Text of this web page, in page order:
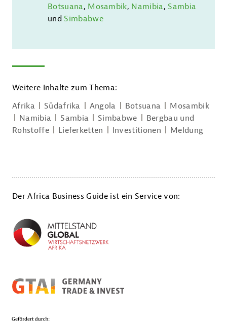
Botsuana, Mosambik, Namibia, Sambia
und Simbabwe
Weitere Inhalte zum Thema:
Afrika
Südafrika Angola Botsuana
Mosambik
Namibia
Sambia Simbabwe
Bergbau und
Rohstoffe
Lieferketten Investitionen Meldung
Der Africa Business Guide ist ein Service von: